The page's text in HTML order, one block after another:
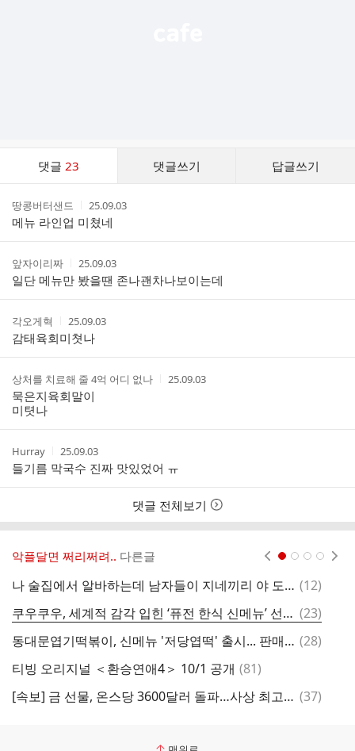
댓글23 댓글쓰기 답글쓰기
스
작
성
자
땅콩버터샌드
작
성
시
간
25.09.03
메뉴 라인업 미쳤네
작
성
자
앞자이리짜
작
성
시
간
25.09.03
일단 메뉴만 봤을땐 존나괜차나보이는데
작
성
자
각오게혁
작
성
시
간
25.09.03
감태육회미쳣나
작
성
자
상처를 치료해 줄 4억 어디 없나
작
25.09.03
묵은지육회말이
미텻나
작
성
자
Hurray
작
성
시
간
25.09.03
들기름 막국수 진짜 맛있었어 ㅠ
댓글 전체보기
악플달면 쩌리쩌려.. 다른글
나 술집에서 알바하는데 남자들이 지네끼리 야 도우미도 불러 이지랄하길래.jpg 댓
(12)
쿠우쿠우, 세계적 감각 입힌 ‘퓨전 한식 신메뉴’ 선보여 댓
글
(23)
동대문엽기떡볶이, 신메뉴 '저당엽떡' 출시... 판매일은? 댓
(28)
티빙 오리지널 ＜환승연애4＞ 10/1 공개 댓
(81)
[속보] 금 선물, 온스당 3600달러 돌파…사상 최고치 경신 댓
(37)